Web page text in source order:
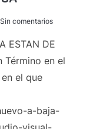
Sin comentarios
ESTAN DE
en el
el que
a-baja-